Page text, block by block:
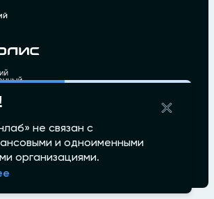
не связан с
и одноименными
организациями.